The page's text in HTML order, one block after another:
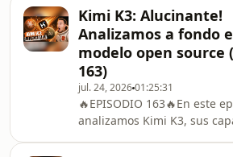
00:05:57 - NanoBanana en
Delhi a favor de OpenAI y la
predicción de Elon Musk
dinero. También repasamos
lanzamiento de Claude Opus
aporta realmente en
trabajo con agentes. ¡No te
00:00:00 - Introducción
Modelos chinos open-
Kimi K3: Alucinante!
Analizamos a fondo
modelo open source
163)
jul. 24, 202601:25:31
🔥EPISODIO 163🔥En este
analizamos Kimi K3, sus